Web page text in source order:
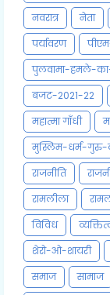
नवरात्र
नेता
पर्यावरण
पुलवामा-हमले-
बजट-2021-22
महात्मा गाँधी
मुस्लिम-धर्म-
राजनीति
रामलीला
विविध
शेरो-ओ-शायरी
समाज
सामाज